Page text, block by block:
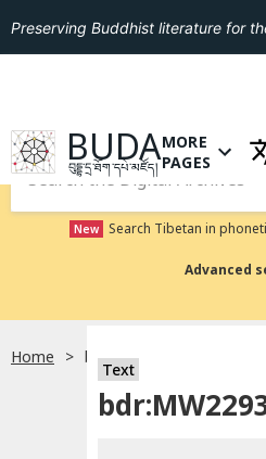
Preserving Buddhist literature for
GO TO
BUDA
བུདྡྷ་དྲ་ཐོག་དཔེ་མཛོད།
OPEN MENU
MORE
PAGES
New Search Tibetan in
Advanced
Home bdr:MW22933_B4C180
Text